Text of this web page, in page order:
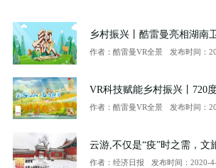
作者：酷雷曼VR全景 发布时间：
作者：酷雷曼VR全景 发布时间：
云游,不仅是“疫”时之需，文
作者：经济日报 发布时间：2020-